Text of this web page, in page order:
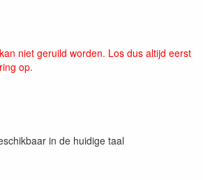
niet geruild worden. Los dus altijd eerst
op.
in de huidige taal